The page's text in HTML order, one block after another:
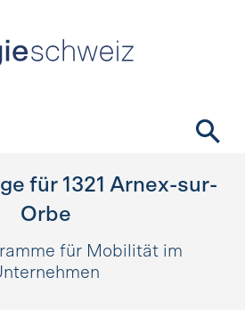
für 1321 Arnex-sur-
Orbe
für Mobilität im